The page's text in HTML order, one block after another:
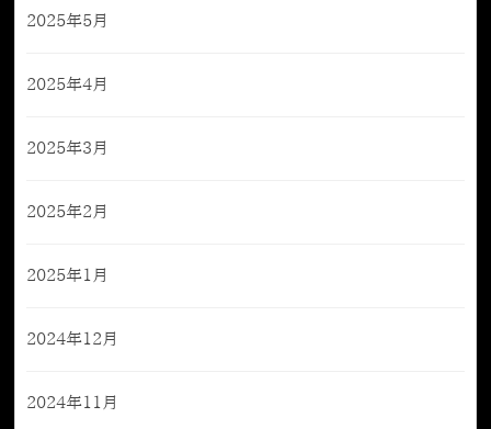
2025年5月
2025年4月
2025年3月
2025年2月
2025年1月
2024年12月
2024年11月